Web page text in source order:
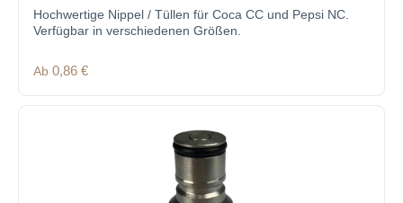
Hochwertige Nippel / Tüllen für Coca CC und Pepsi NC.
Verfügbar in verschiedenen Größen.
Regulärer Preis:
Ab 0,86 €